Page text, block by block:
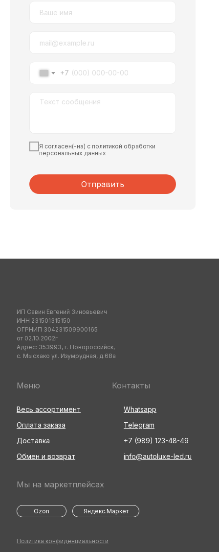
+7
Я согласен(-на) с политикой обработки
персональных данных
Отправить
ИП Савин Евгений Зиновьевич
ИНН 231501315150
ОГРНИП 304231509900165
от 02.10.2002г
Адрес: 353993, г. Новороссийск,
с. Мысхако ул. Изумрудная, д.68а
Политика конфиденциальности
Обмен и возврат
Доставка
Оплата заказа
info@autoluxe-led.ru
Меню
Мы на маркетплейсах
Контакты
+7 (989) 123-48-49
Telegram
Весь ассортимент Whatsapp
Ozon Яндекс.Маркет